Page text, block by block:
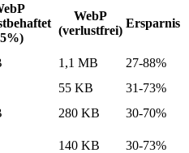
WebP
(verlustfrei)
Ersparnis
1,1 MB
27-88%
55 KB
31-73%
280 KB
30-70%
140 KB 30-73%